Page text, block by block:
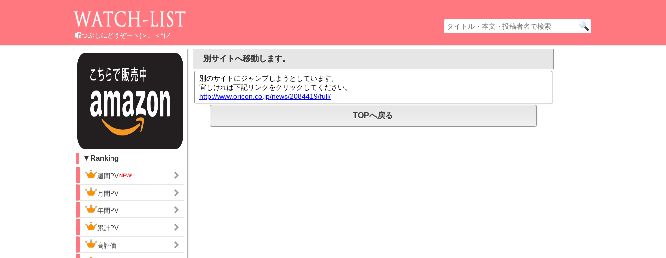
暇つぶしにどうぞーヽ(＞。＜*)ノ
▼Ranking
週間PV
月間PV
年間PV
累計PV
高評価
別サイトへ移動します。
別のサイトにジャンプしようとしています。
宜しければ下記リンクをクリックしてください。
http://www.oricon.co.jp/news/2084419/full/
TOPへ戻る